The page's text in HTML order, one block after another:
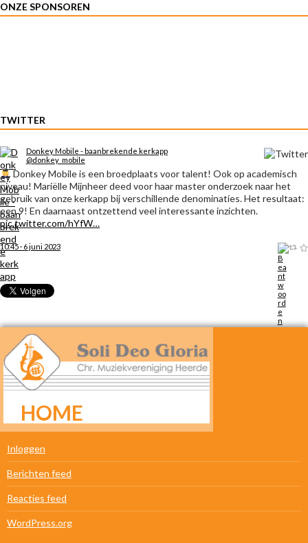
ONZE SPONSOREN
TWITTER
Donkey Mobile - baanbrekende kerkapp
@donkey_mobile
Donkey Mobile is een broedplaats voor talent! Ook op academisch
niveau! Mariëlle Mijnheer deed voor haar master onderzoek naar het
gebruik van onze kerkapp bij verschillende denominaties. Het resultaat:
een 9! En daarnaast ontzettend veel interessante inzichten.
pic.twitter.com/hYfW…
10:45 · 6 juni 2023
HOME
META
Inloggen
Berichten feed
Reacties feed
WordPress.org